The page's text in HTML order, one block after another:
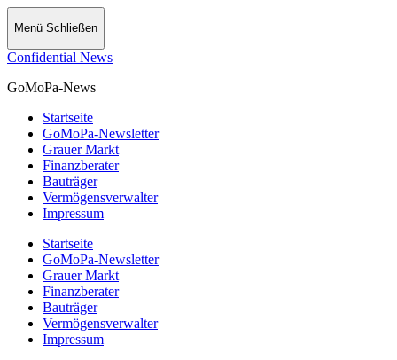
Menü Schließen
Confidential News
GoMoPa-News
Startseite
GoMoPa-Newsletter
Grauer Markt
Finanzberater
Bauträger
Vermögensverwalter
Impressum
Startseite
GoMoPa-Newsletter
Grauer Markt
Finanzberater
Bauträger
Vermögensverwalter
Impressum